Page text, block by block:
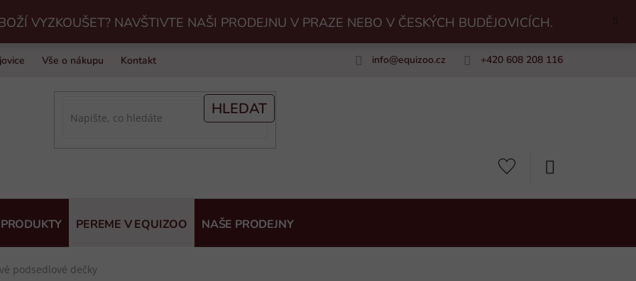
VYZKOUŠET? NAVŠTIVTE NAŠI PRODEJNU V PRAZE NEBO V ČESKÝCH BUDĚJOVICÍCH.
Vše o nákupu Kontakt info@equizoo.cz +420 608 208 116
HLEDAT
PEREME V EQUIZOO NAŠE PRODEJNY
podsedlové dečky